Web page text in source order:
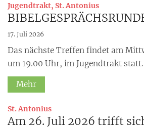
Jugendtrakt, St. Antonius:
17. Juli 2026
Das nächste Treffen findet am
um 19.00 Uhr, im Jugendtrakt statt.
Mehr
St. Antonius:
Am 26. Juli 2026 trifft